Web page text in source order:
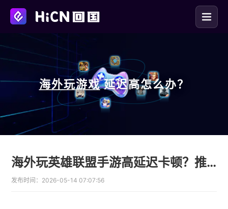
海外玩游戏 延迟高怎么办？
海外玩英雄联盟手游高延迟卡顿？推荐使用HiCN回国加速器低延迟畅玩塔莉垭
发布时间： 2026-05-14 07:07:56